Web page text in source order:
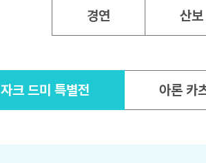
경연 산보
자크 드미 특별전 아론 카